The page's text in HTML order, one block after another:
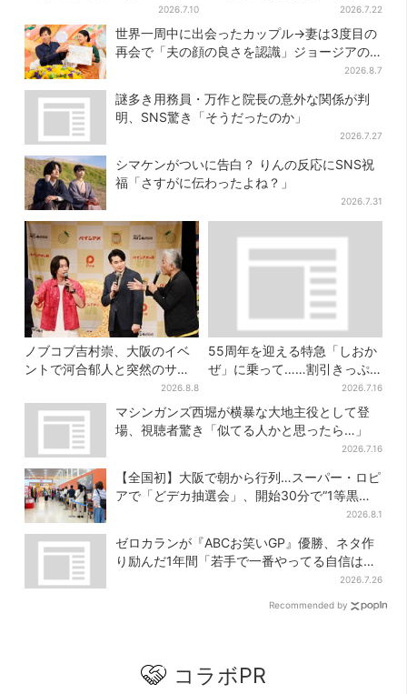
上が列…初日は即終了、残る
開催日は？
2026.7.10
噂した、3人目の謀反人【豊臣
兄弟】
2026.7.22
世界一周中に出会ったカップル→妻は3度目の
再会で「夫の顔の良さを認識」ジョージアの
2026.8.7
謎多き用務員・万作と院長の意外な関係が判
明、SNS驚き「そうだったのか」
2026.7.27
シマケンがついに告白？ りんの反応にSNS祝
福「さすがに伝わったよね？」
2026.7.31
ノブコブ吉村崇、大阪のイベ
ントで河合郁人と突然のサシ
トーク…名物プロデューサー
の“無茶振り”に混乱「狂って
る！」
2026.8.8
55周年を迎える特急「しおか
ぜ」に乗って……割引きっぷ
で、松山・道後温泉と南予を
満喫【大阪から愛媛へおトク
旅】
2026.7.16
マシンガンズ西堀が横暴な大地主役として登
場、視聴者驚き「似てる人かと思ったら…」
2026.7.16
【全国初】大阪で朝から行列…スーパー・ロピ
アで「どデカ抽選会」、開始30分で“1等黒毛
2026.8.1
ゼロカランが『ABCお笑いGP』優勝、ネタ作
り励んだ1年間「若手で一番やってる自信はあ
2026.7.26
Recommended by
コラボPR